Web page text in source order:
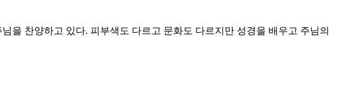
을 찬양하고 있다. 피부색도 다르고 문화도 다르지만 성경을 배우고 주님의